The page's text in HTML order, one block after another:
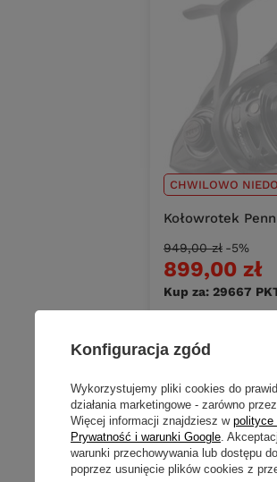
CHWILOWO
Kołowrotek
899,00 zł
Kup za: 29667
949,00 zł -5%
Konfiguracja zgód
Wykorzystujemy pliki cookies do
działania marketingowe - zarówno
Więcej informacji znajdziesz w polityce
Prywatność i warunki Google.
warunki przechowywania lub dostępu
poprzez usunięcie plików cookies z